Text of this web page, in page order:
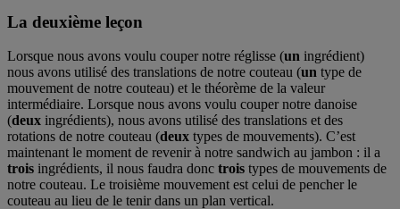
La deuxième leçon
Lorsque nous avons voulu couper notre réglisse (un ingrédient)
nous avons utilisé des translations de notre couteau (un type de
mouvement de notre couteau) et le théorème de la valeur
intermédiaire. Lorsque nous avons voulu couper notre danoise
(deux ingrédients), nous avons utilisé des translations et des
rotations de notre couteau (deux types de mouvements). C’est
maintenant le moment de revenir à notre sandwich au jambon : il a
trois ingrédients, il nous faudra donc trois types de mouvements de
notre couteau. Le troisième mouvement est celui de pencher le
couteau au lieu de le tenir dans un plan vertical.